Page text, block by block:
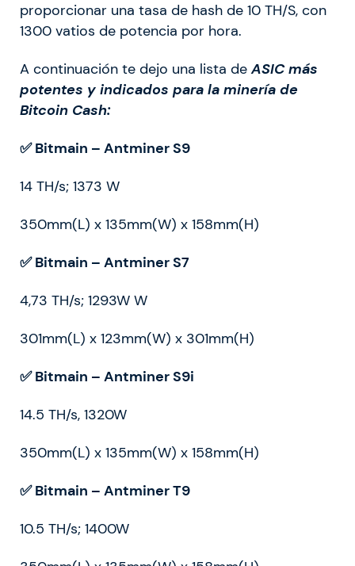
proporcionar una tasa de hash de 10 TH/S, con
1300 vatios de potencia por hora.
A continuación te dejo una lista deASIC más
potentes y indicados para la minería de
Bitcoin Cash:
✅ Bitmain – Antminer S9
14 TH/s; 1373 W
350mm(L) x 135mm(W) x 158mm(H)
✅ Bitmain – Antminer S7
4,73 TH/s; 1293W W
301mm(L) x 123mm(W) x 301mm(H)
✅ Bitmain – Antminer S9i
14.5 TH/s, 1320W
350mm(L) x 135mm(W) x 158mm(H)
✅ Bitmain – Antminer T9
10.5 TH/s; 1400W